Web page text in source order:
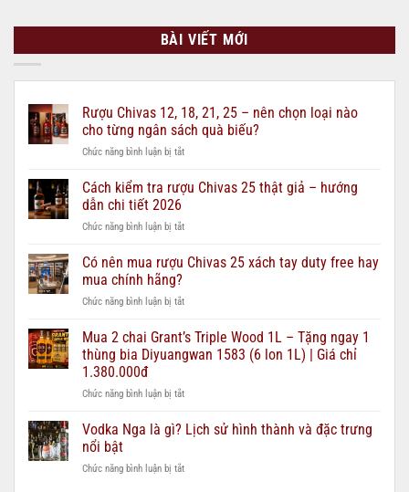
BÀI VIẾT MỚI
Rượu Chivas 12, 18, 21, 25 – nên chọn loại nào
cho từng ngân sách quà biếu?
Chức năng bình luận bị tắtở
Chivas
12,
21,
–
loại
cho
từng
quà
Cách kiểm tra rượu Chivas 25 thật giả – hướng
dẫn chi tiết 2026
Chức năng bình luận bị tắtở
kiểm
Chivas
thật
giả
–
dẫn
tiết
Có nên mua rượu Chivas 25 xách tay duty free hay
mua chính hãng?
Chức năng bình luận bị tắtở
nên
rượu
25
tay
duty
hay
Mua 2 chai Grant’s Triple Wood 1L – Tặng ngay 1
thùng bia Diyuangwan 1583 (6 lon 1L) | Giá chỉ
1.380.000đ
Chức năng bình luận bị tắtở
2
chai
Triple
Vodka Nga là gì? Lịch sử hình thành và đặc trưng
nổi bật
Chức năng bình luận bị tắtở